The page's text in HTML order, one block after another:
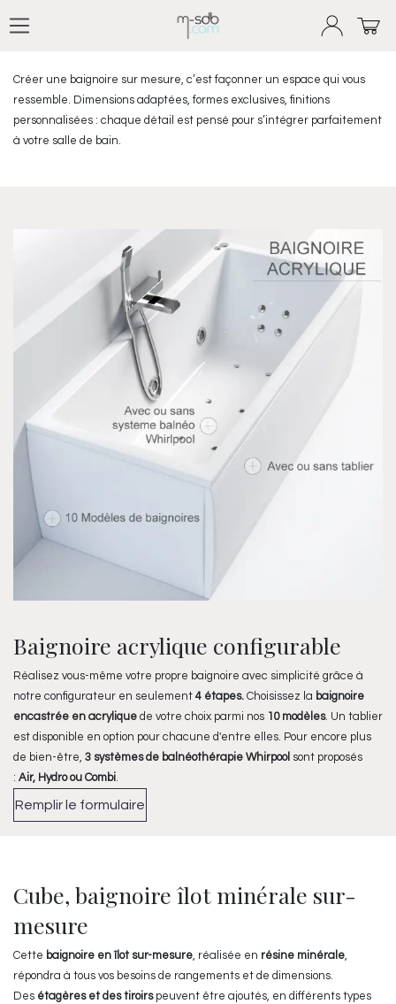
Nos baignoires sur-mesure
Créer une baignoire sur mesure, c’est façonner un espace qui vous
ressemble. Dimensions adaptées, formes exclusives, finitions
personnalisées : chaque détail est pensé pour s’intégrer parfaitement
à votre salle de bain.
Baignoire acrylique configurable
Réalisez vous-même votre propre baignoire avec simplicité grâce à
notre configurateur en seulement 4 étapes. Choisissez la baignoire
encastrée en acrylique de votre choix parmi nos 10 modèles. Un tablier
est disponible en option pour chacune d'entre elles. Pour encore plus
de bien-être, 3 systèmes de balnéothérapie Whirpool sont proposés
: Air, Hydro ou Combi.
Remplir le formulaire
Cube, baignoire îlot minérale sur-
mesure
Cette baignoire en îlot sur-mesure, réalisée en résine minérale,
répondra à tous vos besoins de rangements et de dimensions.
Des étagères et des tiroirspeuvent être ajoutés, en différents types